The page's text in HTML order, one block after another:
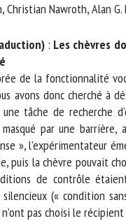
Christian Nawroth, Alan
: Les chèvres
de la fonctionnalité
avons donc cherché à
tâche de recherche
par une
», l’expérimentateur
puis la chèvre pouvait
de contrôle
(« condition
pas choisi le
Organisme
En
utilisées
Les champs